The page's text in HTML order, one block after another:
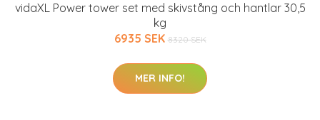
vidaXL Power tower set med skivstång och hantlar 30,5
kg
6935 SEK 8320 SEK
MER INFO!